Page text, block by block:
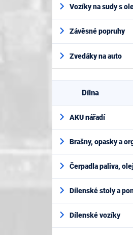
Vozíky na sudy s
Závěsné popruhy
Zvedáky na auto
Dílna
AKU nářadí
Brašny, opasky a
Čerpadla paliva,
Dílenské stoly a
Dílenské vozíky